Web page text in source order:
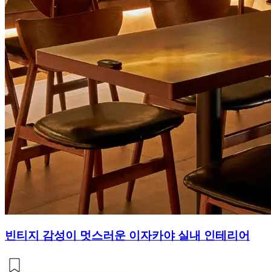
빈티지 감성이 멋스러운 이자카야 실내 인테리어